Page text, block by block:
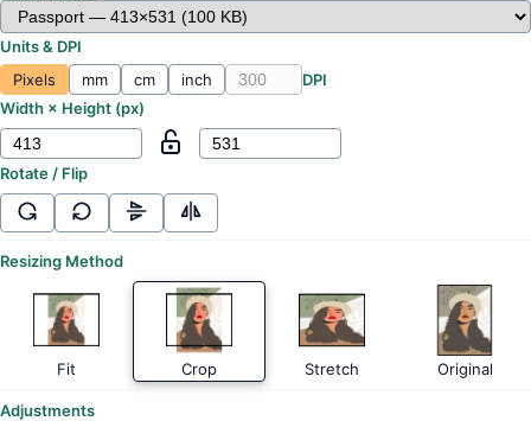
Units & DPI
Pixels
mm cm inch
DPI
Width × Height (px)
Rotate / Flip
Resizing Method
Fit Crop Stretch Original
Adjustments